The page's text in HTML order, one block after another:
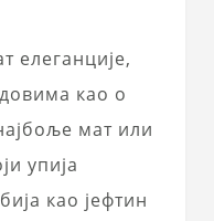
елеганције,
као о
мат или
упија
као јефтин